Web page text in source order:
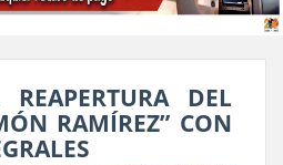
REAPERTURA DEL
RAMÍREZ” CON